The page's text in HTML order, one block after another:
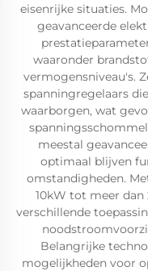
eisenrijke situaties.
geavanceerde
waaronder
vermogensniveau's.
spanningregelaars
waarborgen, wat
meestal
optimaal blijven
omstandigheden.
10kW tot meer dan
verschillende
Belangrijke
mogelijkheden voor